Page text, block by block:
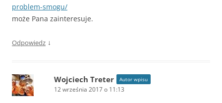
problem-smogu/
może Pana zainteresuje.
Odpowiedz ↓
Wojciech Treter Autor wpisu
12 września 2017 o 11:13